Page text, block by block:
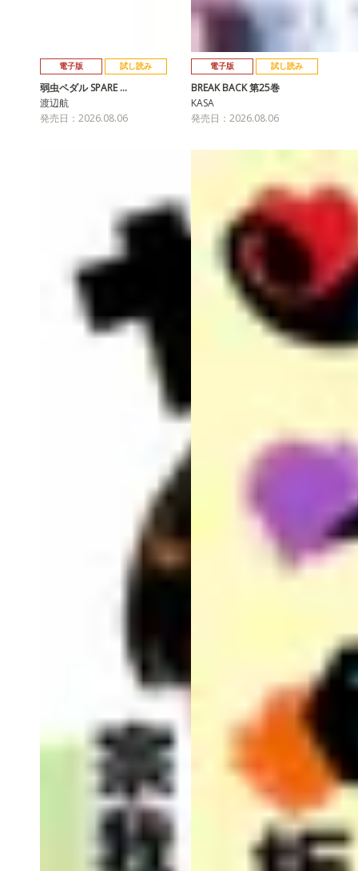
電子版 試し読み
弱虫ペダル SPARE …
渡辺航
発売日：2026.08.06
電子版 試し読み
BREAK BACK 第25巻
KASA
発売日：2026.08.06